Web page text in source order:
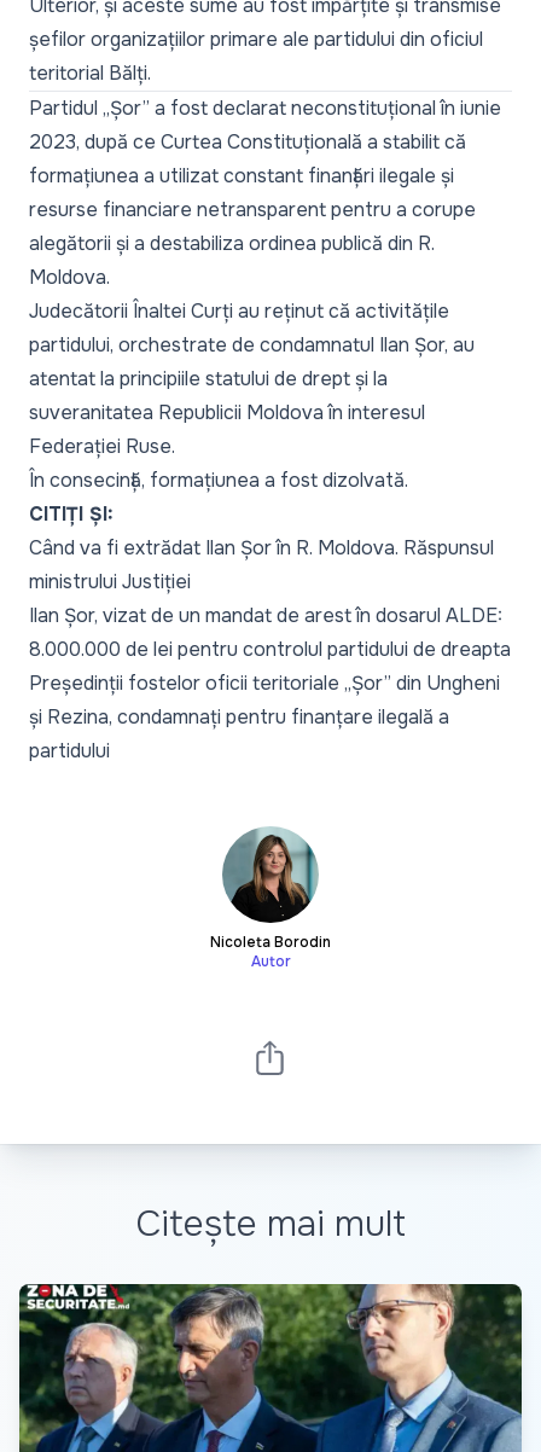
Ulterior, și aceste sume au fost împărțite și transmise
șefilor organizațiilor primare ale partidului din oficiul
teritorial Bălți.
Partidul „Șor” a fost declarat neconstituțional în iunie
2023, după ce Curtea Constituțională a stabilit că
formațiunea a utilizat constant finanțări ilegale și
resurse financiare netransparent pentru a corupe
alegătorii și a destabiliza ordinea publică din R.
Moldova.
Judecătorii Înaltei Curți au reținut că activitățile
partidului, orchestrate de condamnatul Ilan Șor, au
atentat la principiile statului de drept și la
suveranitatea Republicii Moldova în interesul
Federației Ruse.
În consecință, formațiunea a fost dizolvată.
CITIȚI ȘI:
Când va fi extrădat Ilan Șor în R. Moldova. Răspunsul
ministrului Justiției
Ilan Șor, vizat de un mandat de arest în dosarul ALDE:
8.000.000 de lei pentru controlul partidului de dreapta
Președinții fostelor oficii teritoriale „Șor” din Ungheni
și Rezina, condamnați pentru finanțare ilegală a
partidului
Nicoleta Borodin
Autor
Citește mai mult